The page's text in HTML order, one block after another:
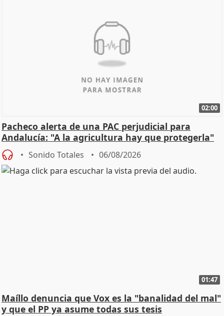
02:00
Pacheco alerta de una PAC perjudicial para
Andalucía: "A la agricultura hay que protegerla"
Sonido Totales 06/08/2026
01:47
Maíllo denuncia que Vox es la "banalidad del mal"
y que el PP ya asume todas sus tesis